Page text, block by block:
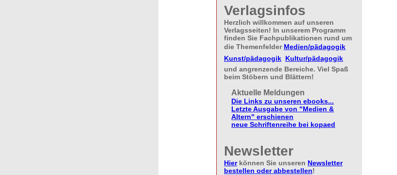
Verlagsinfos
Herzlich willkommen auf unseren
Verlagsseiten! In unserem Programm
finden Sie Fachpublikationen rund um
die Themenfelder Medien/pädagogik
Kunst/pädagogik Kultur/pädagogik
und angrenzende Bereiche. Viel Spaß
beim Stöbern und Blättern!
Aktuelle Meldungen
Die Links zu unseren ebooks...
Letzte Ausgabe von "Medien &
Altern" erschienen
neue Schriftenreihe bei kopaed
Newsletter
Hierkönnen Sie unseren Newsletter
bestellen oder abbestellen!